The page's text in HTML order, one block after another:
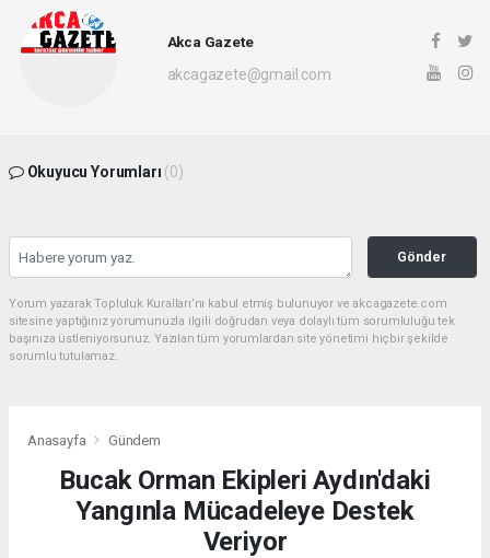
Akca Gazete
akcagazete@gmail.com
Okuyucu Yorumları (0)
Gönder
Yorum yazarak Topluluk Kuralları’nı kabul etmiş bulunuyor ve akcagazete.com
sitesine yaptığınız yorumunuzla ilgili doğrudan veya dolaylı tüm sorumluluğu tek
başınıza üstleniyorsunuz. Yazılan tüm yorumlardan site yönetimi hiçbir şekilde
sorumlu tutulamaz.
Anasayfa Gündem
Bucak Orman Ekipleri Aydın'daki
Yangınla Mücadeleye Destek
Veriyor